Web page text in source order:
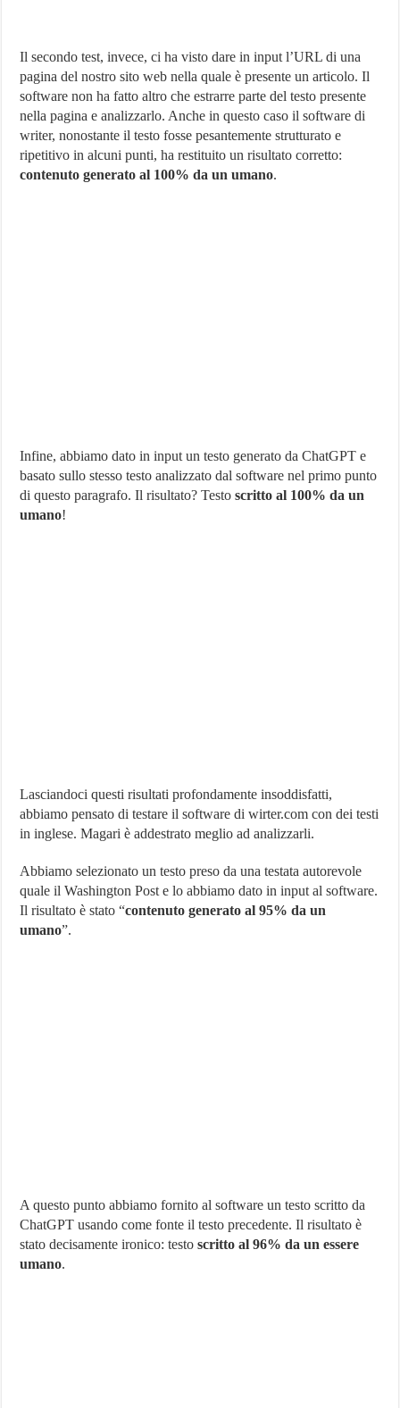
Il secondo test, invece, ci ha visto dare in input l’URL di una
pagina del nostro sito web nella quale è presente un articolo. Il
software non ha fatto altro che estrarre parte del testo presente
nella pagina e analizzarlo. Anche in questo caso il software di
writer, nonostante il testo fosse pesantemente strutturato e
ripetitivo in alcuni punti, ha restituito un risultato corretto:
contenuto generato al 100% da un umano.
Infine, abbiamo dato in input un testo generato da ChatGPT e
basato sullo stesso testo analizzato dal software nel primo punto
di questo paragrafo. Il risultato? Testoscritto al 100% da un
umano!
Lasciandoci questi risultati profondamente insoddisfatti,
abbiamo pensato di testare il software di wirter.com con dei testi
in inglese. Magari è addestrato meglio ad analizzarli.
Abbiamo selezionato un testo preso da una testata autorevole
quale il Washington Post e lo abbiamo dato in input al software.
Il risultato è stato “contenuto generato al 95% da un
umano”.
A questo punto abbiamo fornito al software un testo scritto da
ChatGPT usando come fonte il testo precedente. Il risultato è
stato decisamente ironico: testoscritto al 96% da un essere
umano.